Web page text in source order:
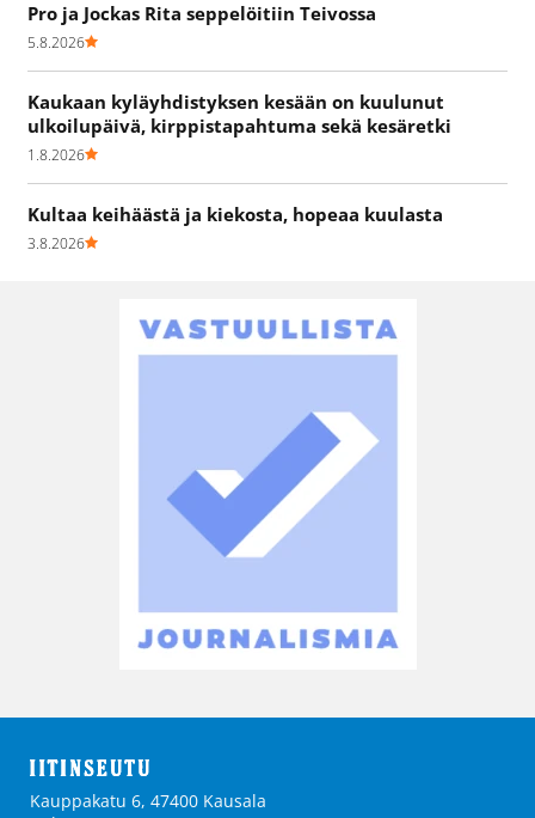
Pro ja Jockas Rita seppelöitiin Teivossa
5.8.2026
Kaukaan kyläyhdistyksen kesään on kuulunut
ulkoilupäivä, kirppistapahtuma sekä kesäretki
1.8.2026
Kultaa keihäästä ja kiekosta, hopeaa kuulasta
3.8.2026
Kauppakatu 6, 47400 Kausala